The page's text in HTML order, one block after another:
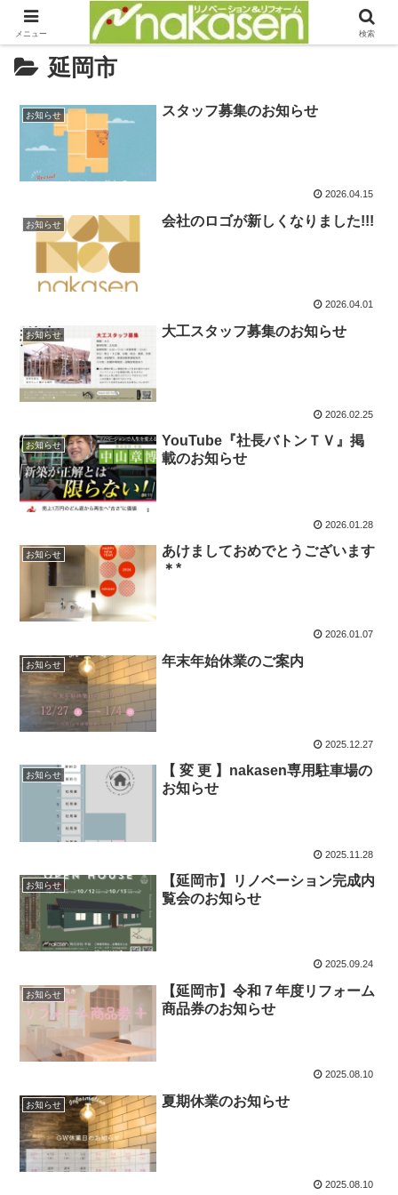
延岡市
お知らせ スタッフ募集のお知らせ
2026.04.15
お知らせ 会社のロゴが新しくなりました!!!
2026.04.01
お知らせ 大工スタッフ募集のお知らせ
2026.02.25
お知らせ
YouTube『社長バトンＴＶ』掲
載のお知らせ
2026.01.28
お知らせ
あけましておめでとうございます
＊*
2026.01.07
お知らせ 年末年始休業のご案内
2025.12.27
お知らせ
【 変 更 】nakasen専用駐車場の
お知らせ
2025.11.28
お知らせ
【延岡市】リノベーション完成内
覧会のお知らせ
2025.09.24
お知らせ
【延岡市】令和７年度リフォーム
商品券のお知らせ
2025.08.10
お知らせ 夏期休業のお知らせ
2025.08.10
メニュー 検索